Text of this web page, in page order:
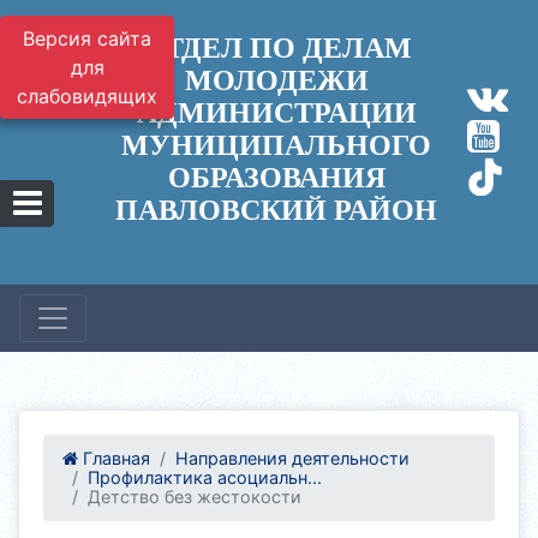
Версия сайта
для
слабовидящих
ОТДЕЛ ПО ДЕЛАМ
МОЛОДЕЖИ
АДМИНИСТРАЦИИ
МУНИЦИПАЛЬНОГО
ОБРАЗОВАНИЯ
ПАВЛОВСКИЙ РАЙОН
Главная
Направления деятельности
Профилактика асоциальн...
Детство без жестокости